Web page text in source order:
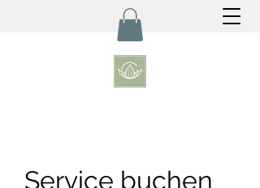
Service buchen